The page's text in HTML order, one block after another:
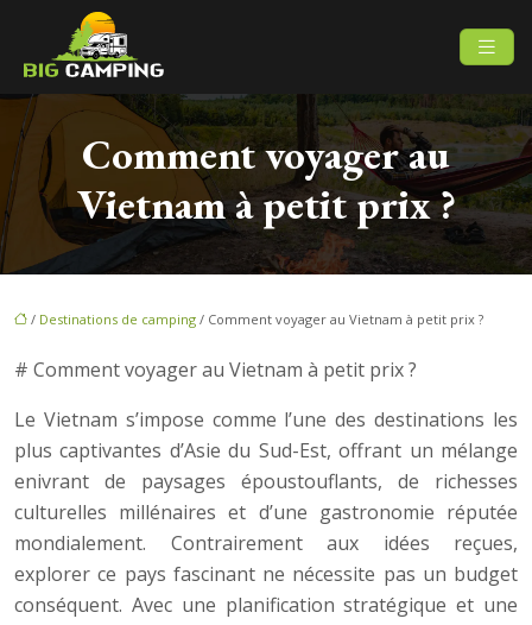
Comment voyager au
Vietnam à petit prix ?
/ Destinations de camping / Comment voyager au Vietnam à petit prix ?
# Comment voyager au Vietnam à petit prix ?
Le Vietnam s’impose comme l’une des destinations les
plus captivantes d’Asie du Sud-Est, offrant un mélange
enivrant de paysages époustouflants, de richesses
culturelles millénaires et d’une gastronomie réputée
mondialement. Contrairement aux idées reçues,
explorer ce pays fascinant ne nécessite pas un budget
conséquent. Avec une planification stratégique et une